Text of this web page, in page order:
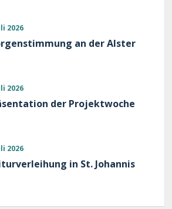
2026
an der Alster
2026
der Projektwoche
2026
in St. Johannis